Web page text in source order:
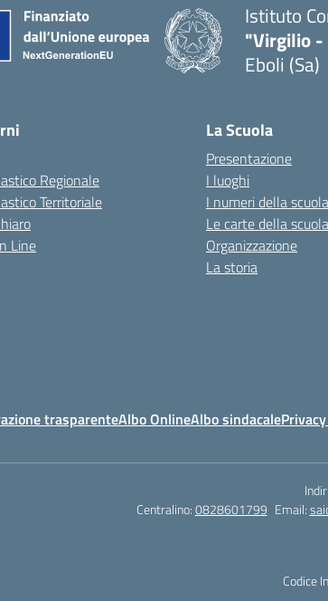
Istituto
"Virgilio -
Eboli (Sa)
Regionale
Territoriale
Line
La Scuola
Presentazione
I luoghi
I numeri della scuola
Le carte della scuola
Organizzazione
La storia
trasparenteAlbo OnlineAlbo sindacale
Centralino:0828601799 Email:
Codice